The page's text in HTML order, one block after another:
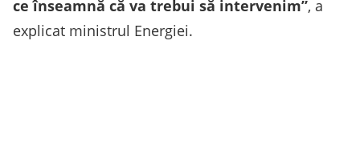
ce înseamnă că va trebui să intervenim”, a
explicat ministrul Energiei.